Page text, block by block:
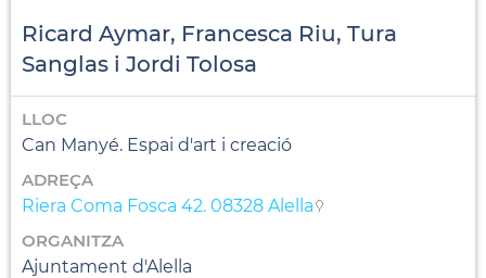
Ricard Aymar, Francesca Riu, Tura
Sanglas i Jordi Tolosa
LLOC
Can Manyé. Espai d'art i creació
ADREÇA
Riera Coma Fosca 42. 08328 Alella
ORGANITZA
Ajuntament d'Alella